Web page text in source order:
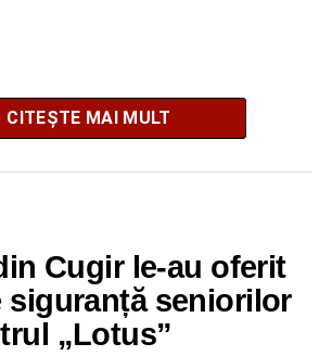
că a avut șansa să lucreze cu Elon
SpaceX și xAI.
Jittu: Lucrul acesta mi-a adus
CITEȘTE MAI MULT
Cugir le-au oferit
siguranță seniorilor
„Lotus”